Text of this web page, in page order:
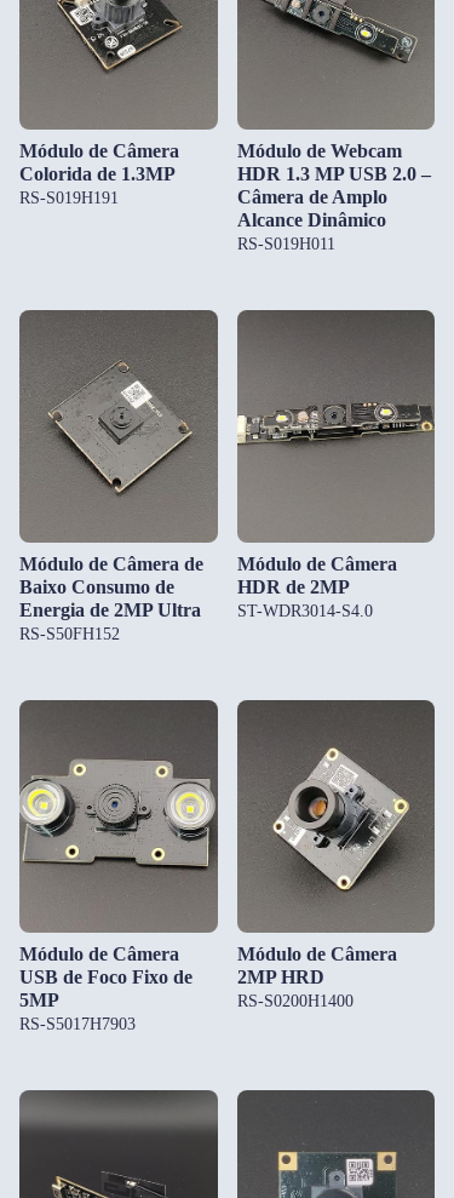
Módulo de Câmera
Colorida de 1.3MP
RS-S019H191
Módulo de Webcam
HDR 1.3 MP USB 2.0 –
Câmera de Amplo
Alcance Dinâmico
RS-S019H011
Módulo de Câmera de
Baixo Consumo de
Energia de 2MP Ultra
RS-S50FH152
Módulo de Câmera
HDR de 2MP
ST-WDR3014-S4.0
Módulo de Câmera
USB de Foco Fixo de
5MP
RS-S5017H7903
Módulo de Câmera
2MP HRD
RS-S0200H1400